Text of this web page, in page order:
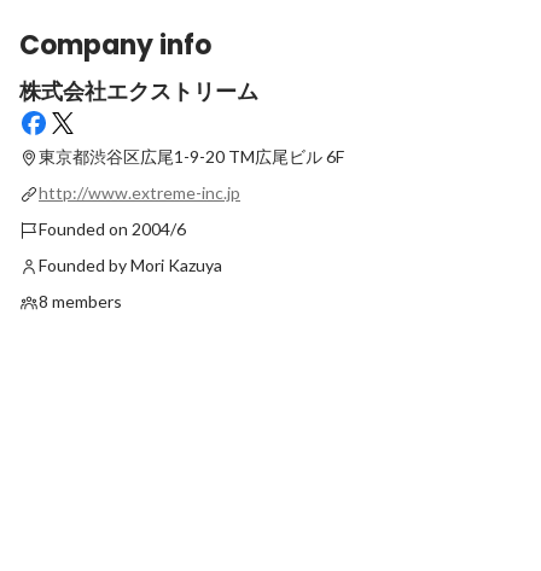
Company info
株式会社エクストリーム
東京都渋谷区広尾1-9-20 TM広尾ビル 6F
http://www.extreme-inc.jp
Founded on 2004/6
Founded by Mori Kazuya
8 members